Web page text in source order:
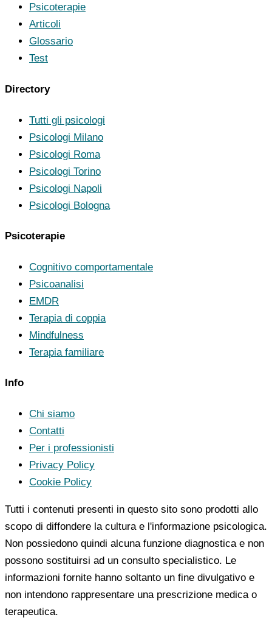
Psicoterapie
Articoli
Glossario
Test
Directory
Tutti gli psicologi
Psicologi Milano
Psicologi Roma
Psicologi Torino
Psicologi Napoli
Psicologi Bologna
Psicoterapie
Cognitivo comportamentale
Psicoanalisi
EMDR
Terapia di coppia
Mindfulness
Terapia familiare
Info
Chi siamo
Contatti
Per i professionisti
Privacy Policy
Cookie Policy
Tutti i contenuti presenti in questo sito sono prodotti allo
scopo di diffondere la cultura e l'informazione psicologica.
Non possiedono quindi alcuna funzione diagnostica e non
possono sostituirsi ad un consulto specialistico. Le
informazioni fornite hanno soltanto un fine divulgativo e
non intendono rappresentare una prescrizione medica o
terapeutica.